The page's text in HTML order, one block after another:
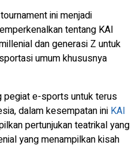
ini menjadi
tentang KAI
dan generasi Z untuk
umum khususnya
pegiat e-sports untuk terus
dalam kesempatan ini KAI
pertunjukan teatrikal yang
yang menampilkan kisah